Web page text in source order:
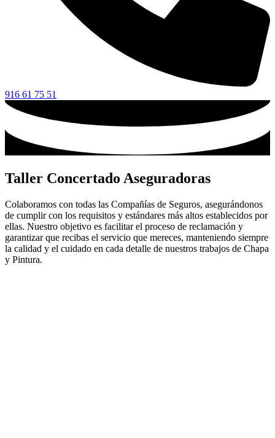
916 61 75 51
Taller Concertado Aseguradoras
Colaboramos con todas las Compañías de Seguros, asegurándonos
de cumplir con los requisitos y estándares más altos establecidos por
ellas. Nuestro objetivo es facilitar el proceso de reclamación y
garantizar que recibas el servicio que mereces, manteniendo siempre
la calidad y el cuidado en cada detalle de nuestros trabajos de Chapa
y Pintura.